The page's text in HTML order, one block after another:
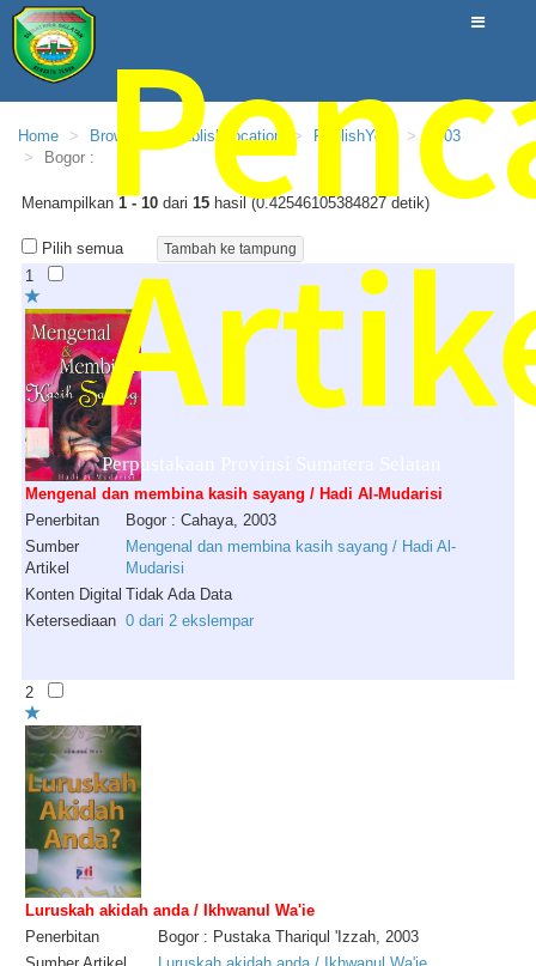
Perpustakaan Provinsi Sumatera Selatan
Home Browse PublishLocation PublishYear
2003
Bogor :
Menampilkan 1 - 10 dari 15 hasil (0.42546105384827 detik)
Pilih semua
1
Mengenal dan membina kasih sayang / Hadi Al-Mudarisi
Penerbitan
Bogor : Cahaya, 2003
Sumber
Artikel
Mengenal dan membina kasih sayang / Hadi Al-
Mudarisi
Konten Digital Tidak Ada Data
Ketersediaan 0 dari 2 ekslempar
2
Luruskah akidah anda / Ikhwanul Wa'ie
Penerbitan
Bogor : Pustaka Thariqul 'Izzah, 2003